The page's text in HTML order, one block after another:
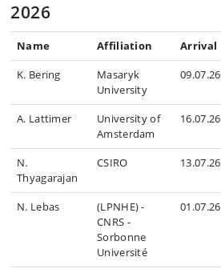
2026
Name Affiliation Arrival
K. Bering
Masaryk
University
09.07.26
A. Lattimer
University of
Amsterdam
16.07.26
N.
Thyagarajan
CSIRO 13.07.26
N. Lebas
(LPNHE) -
CNRS -
Sorbonne
Université
01.07.26